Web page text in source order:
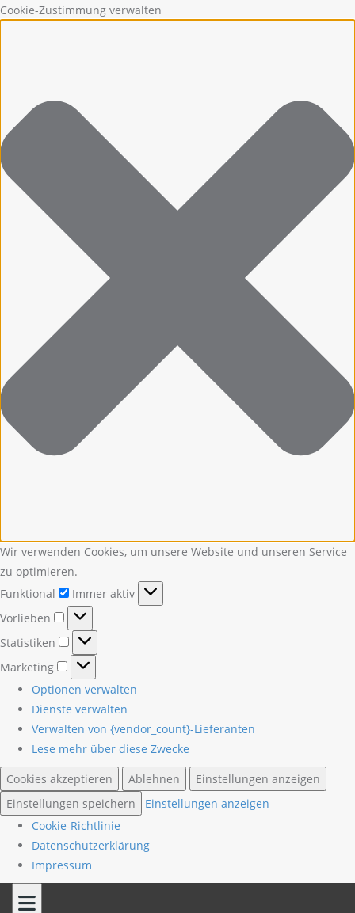
Cookie-Zustimmung verwalten
Wir verwenden Cookies, um unsere Website und unseren Service
zu optimieren.
Funktional
Funktional
Immer aktiv
Vorlieben
Vorlieben
Statistiken
Statistiken
Marketing
Marketing
Optionen verwalten
Dienste verwalten
Verwalten von {vendor_count}-Lieferanten
Lese mehr über diese Zwecke
Cookies akzeptieren
Ablehnen
Einstellungen anzeigen
Einstellungen speichern
Einstellungen anzeigen
Cookie-Richtlinie
Datenschutzerklärung
Impressum